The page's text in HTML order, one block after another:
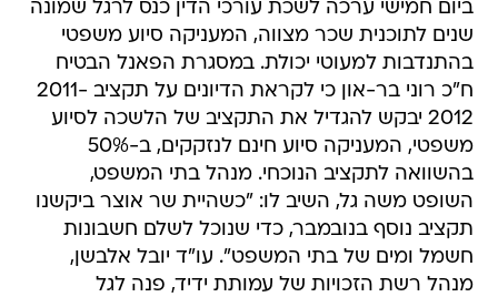
ביום חמישי ערכה לשכת עורכי הדין כנס לרגל שמונה
שנים לתוכנית שכר מצווה, המעניקה סיוע משפטי
בהתנדבות למעוטי יכולת. במסגרת הפאנל הבטיח
ח"כ רוני בר-און כי לקראת הדיונים על תקציב 2011-
2012 יבקש להגדיל את התקציב של הלשכה לסיוע
משפטי, המעניקה סיוע חינם לנזקקים, ב-50%
בהשוואה לתקציב הנוכחי. מנהל בתי המשפט,
השופט משה גל, השיב לו: "כשהיית שר אוצר ביקשנו
תקציב נוסף בנובמבר, כדי שנוכל לשלם חשבונות
חשמל ומים של בתי המשפט". עו"ד יובל אלבשן,
מנהל רשת הזכויות של עמותת ידיד, פנה לגל